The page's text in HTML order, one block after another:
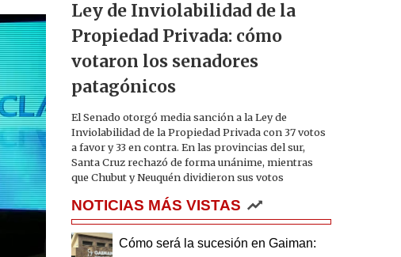
Ley de Inviolabilidad de la
Propiedad Privada: cómo
votaron los senadores
patagónicos
El Senado otorgó media sanción a la Ley de
Inviolabilidad de la Propiedad Privada con 37 votos
a favor y 33 en contra. En las provincias del sur,
Santa Cruz rechazó de forma unánime, mientras
que Chubut y Neuquén dividieron sus votos
NOTICIAS MÁS VISTAS
Cómo será la sucesión en Gaiman: